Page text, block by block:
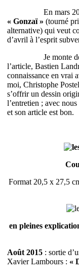
En mars 2015,
« Gonzaï » (tourné
alternative) qui veut
d’avril à l’esprit
Je monte donc à
l’article, Bastien
connaissance en vrai
moi, Christophe
s’offrir un dessin
l’entretien ; avec
et son article est bon.
Format 20,5 x 27,5
en pleines
Août 2015 : sortie
Xavier Lambours : «